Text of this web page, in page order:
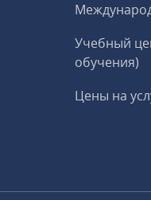
Учебный
обучения)
Цены на